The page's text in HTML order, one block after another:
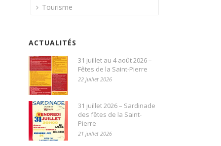
Tourisme
ACTUALITÉS
31 juillet au 4 août 2026 –
Fêtes de la Saint-Pierre
22 juillet 2026
31 juillet 2026 – Sardinade
des fêtes de la Saint-
Pierre
21 juillet 2026